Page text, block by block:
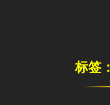
标签：